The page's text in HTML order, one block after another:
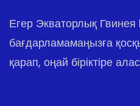
Егер Экваторлық Гвинея
бағдарламамаңызға
қарап, оңай біріктіре